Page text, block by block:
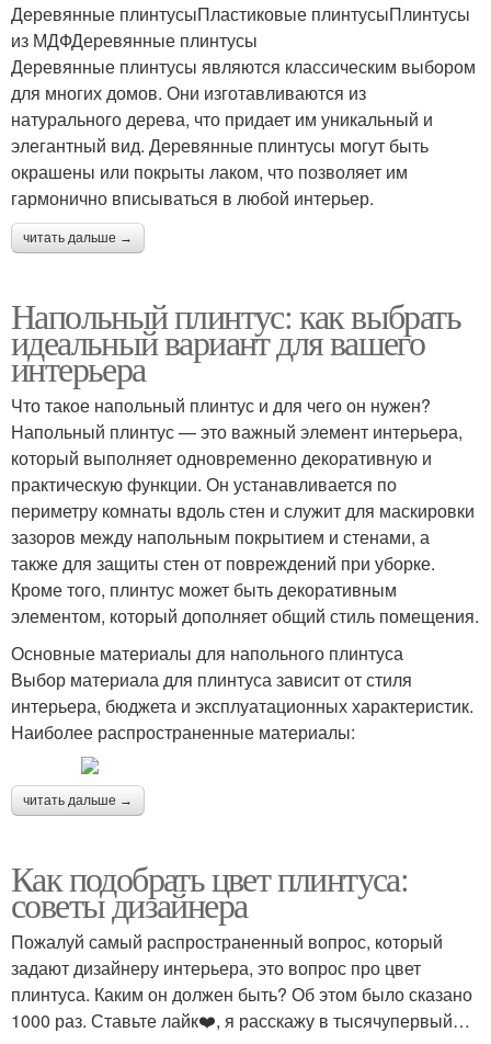
Деревянные плинтусыПластиковые плинтусыПлинтусы
из МДФДеревянные плинтусы
Деревянные плинтусы являются классическим выбором
для многих домов. Они изготавливаются из
натурального дерева, что придает им уникальный и
элегантный вид. Деревянные плинтусы могут быть
окрашены или покрыты лаком, что позволяет им
гармонично вписываться в любой интерьер.
читать дальше →
Напольный плинтус: как выбрать
идеальный вариант для вашего
интерьера
Что такое напольный плинтус и для чего он нужен?
Напольный плинтус — это важный элемент интерьера,
который выполняет одновременно декоративную и
практическую функции. Он устанавливается по
периметру комнаты вдоль стен и служит для маскировки
зазоров между напольным покрытием и стенами, а
также для защиты стен от повреждений при уборке.
Кроме того, плинтус может быть декоративным
элементом, который дополняет общий стиль помещения.
Основные материалы для напольного плинтуса
Выбор материала для плинтуса зависит от стиля
интерьера, бюджета и эксплуатационных характеристик.
Наиболее распространенные материалы:
читать дальше →
Как подобрать цвет плинтуса:
советы дизайнера
Пожалуй самый распространенный вопрос, который
задают дизайнеру интерьера, это вопрос про цвет
плинтуса. Каким он должен быть? Об этом было сказано
1000 раз. Ставьте лайк❤️, я расскажу в тысячупервый…